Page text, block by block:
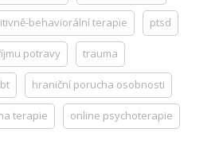
behaviorální terapie ptsd
potravy trauma
hraniční porucha osobnosti
terapie online psychoterapie